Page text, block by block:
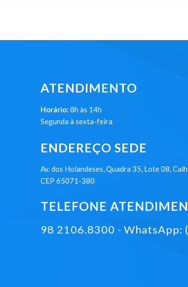
ATENDIMENTO
Horário: 8h às 14h
Segunda à sexta-feira
ENDEREÇO SEDE
Av. dos Holandeses, Quadra 35, Lote 08,
CEP 65071-380
TELEFONE
98 2106.8300 - WhatsApp: